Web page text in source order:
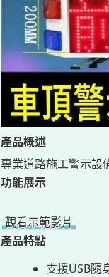
產品概述
專業道路施工警示設
功能展示
觀看示範影片
產品特點
支援USB隨